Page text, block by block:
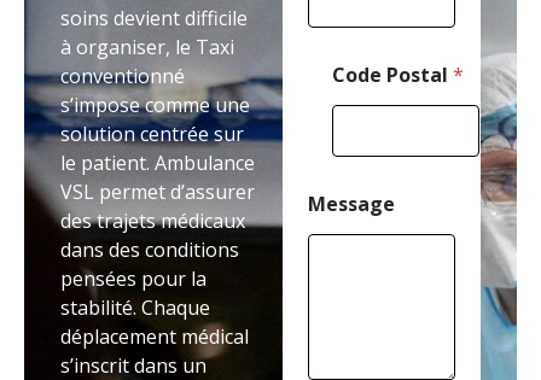
soins devient difficile
à organiser, le Taxi
conventionné
s’impose comme une
solution centrée sur
le patient. Ambulance
VSL permet d’assurer
des trajets médicaux
dans des conditions
pensées pour la
stabilité. Chaque
déplacement médical
s’inscrit dans un
Code Postal *
Message